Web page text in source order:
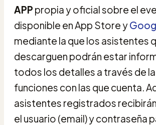
APP propia y oficial sobre el
disponible en App Store y
mediante la que los asistentes
descarguen podrán estar
todos los detalles a través de
funciones con las que cuenta.
asistentes registrados
el usuario (email) y contraseña